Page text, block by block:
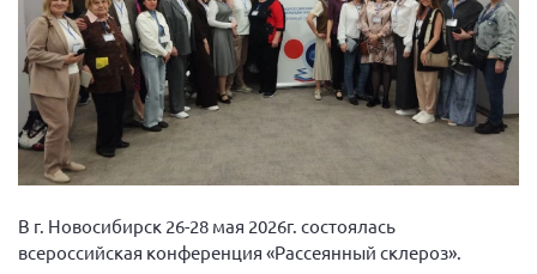
Президент Власов Я.В.
Первый вице-президент Кичигина Н. Ф.
Генеральный директор Матвиевская О.В.
Вице-президент Зрячева Н.В.
Вице-президент Шишлянников Ф.В.
Отдел международных отношений
В г. Новосибирск 26-28 мая 2026г. состоялась
всероссийская конференция «Рассеянный склероз».